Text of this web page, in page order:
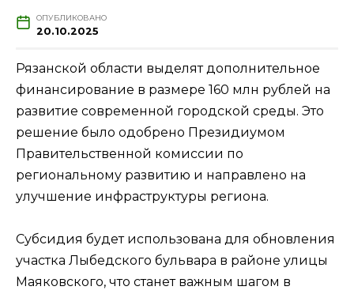
ОПУБЛИКОВАНО
20.10.2025
Рязанской области выделят дополнительное
финансирование в размере 160 млн рублей на
развитие современной городской среды. Это
решение было одобрено Президиумом
Правительственной комиссии по
региональному развитию и направлено на
улучшение инфраструктуры региона.
Субсидия будет использована для обновления
участка Лыбедского бульвара в районе улицы
Маяковского, что станет важным шагом в